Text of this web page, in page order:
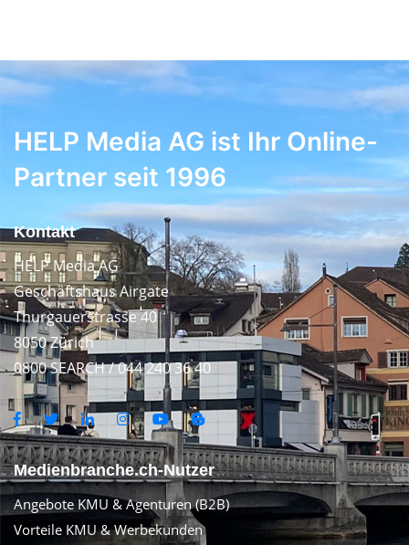
HELP Media AG ist Ihr Online-
Partner seit 1996
Kontakt
HELP Media AG
Geschäftshaus Airgate
Thurgauerstrasse 40
8050 Zürich
0800 SEARCH / 044 240 36 40
Medienbranche.ch-Nutzer
Angebote KMU & Agenturen (B2B)
Vorteile KMU & Werbekunden